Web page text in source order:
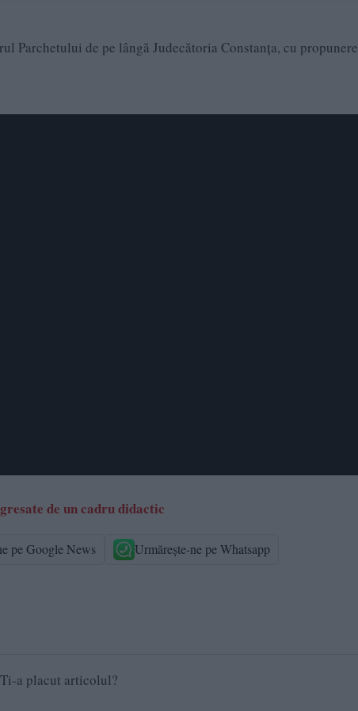
Parchetului de pe lângă Judecătoria Constanța, cu propunere
de un cadru didactic
pe Google News Urmărește-ne pe Whatsapp
Ti-a placut articolul?